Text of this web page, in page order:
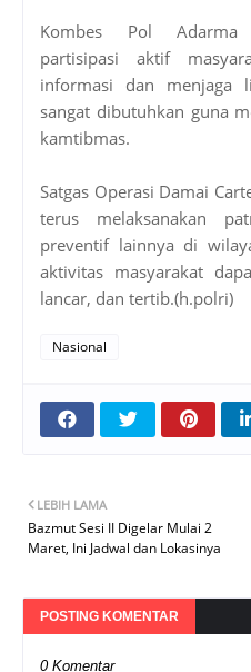
Kombes Pol Adarma
partisipasi aktif
informasi dan menjaga
sangat dibutuhkan guna
kamtibmas.
Satgas Operasi Damai
terus melaksanakan
preventif lainnya di
aktivitas masyarakat
lancar, dan tertib.(h.polri)
Nasional
LEBIH LAMA
Bazmut Sesi II Digelar Mulai 2
Maret, Ini Jadwal dan Lokasinya
POSTING KOMENTAR
0 Komentar